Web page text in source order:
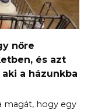
nőre
és azt
aki a házunkba
magát, hogy egy